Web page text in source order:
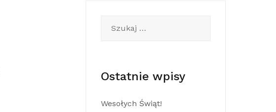
Ostatnie wpisy
Wesołych Świąt!